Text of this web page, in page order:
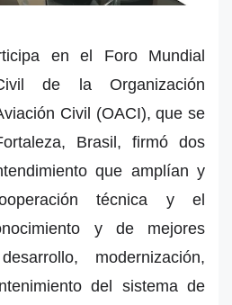
en el Foro Mundial
de la Organización
Civil (OACI), que se
Brasil, firmó dos
que amplían y
técnica y el
y de mejores
modernización,
del sistema de